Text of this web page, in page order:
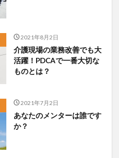
2021年8月2日
介護現場の業務改善でも大
活躍！PDCAで一番大切な
ものとは？
2021年7月2日
あなたのメンターは誰です
か？